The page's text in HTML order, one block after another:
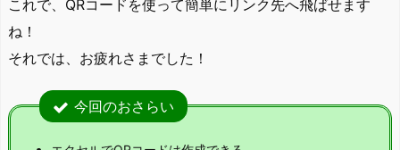
これで、QRコードを使って簡単にリンク先へ飛ばせます
ね！
それでは、お疲れさまでした！
今回のおさらい